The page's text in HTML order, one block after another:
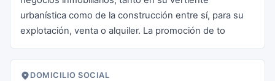
urbanística como de la construcción entre sí, para su
explotación, venta o alquiler. La promoción de to
DOMICILIO SOCIAL